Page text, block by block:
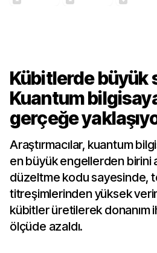
Kübitlerde büyük
Kuantum
gerçeğe
Araştırmacılar, kuantum
en büyük engellerden birini
düzeltme kodu sayesinde,
titreşimlerinden yüksek
kübitler üretilerek donanım
ölçüde azaldı.